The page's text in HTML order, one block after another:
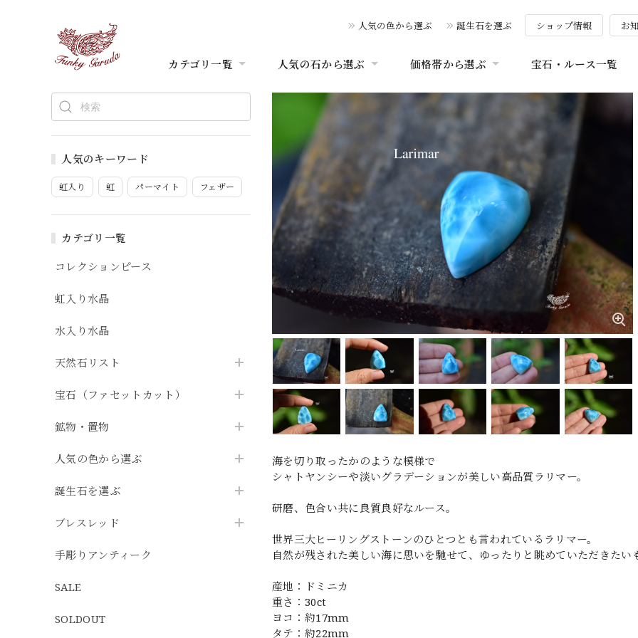
人気の色から選ぶ 誕生石を選ぶ ショップ情報 お
カテゴリ一覧 人気の石から選ぶ 価格帯から選ぶ 宝石・ルース一覧
人気のキーワード
虹入り 虹 パーマイト フェザー
カテゴリ一覧
コレクションピース
虹入り水晶
水入り水晶
天然石リスト
宝石（ファセットカット）
鉱物・置物
人気の色から選ぶ
誕生石を選ぶ
ブレスレッド
手彫りアンティーク
SALE
SOLDOUT
海を切り取ったかのような模様で
シャトヤンシーや淡いグラデーションが美しい高品質ラリマー。
研磨、色合い共に良質良好なルース。
世界三大ヒーリングストーンのひとつとも言われているラリマー。
自然が残された美しい海に思いを馳せて、ゆったりと眺めていただきたい
産地：ドミニカ
重さ：30ct
ヨコ：約17mm
タテ：約22mm